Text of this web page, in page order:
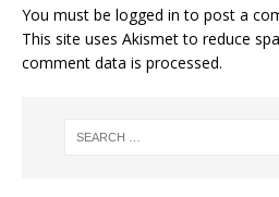
You must be logged in to post a
This site uses Akismet to reduce
comment data is processed.